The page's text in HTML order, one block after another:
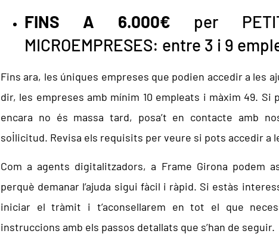
FINS A 6.000€ per
MICROEMPRESES: entre 3 i 9
Fins ara, les úniques empreses que podien accedir a les
dir, les empreses amb mínim 10 empleats i màxim 49. Si
encara no és massa tard, posa’t en contacte amb
sol·licitud. Revisa els requisits per veure si pots accedir a
Com a agents digitalitzadors, a Frame Girona podem
perquè demanar l’ajuda sigui fàcil i ràpid. Si estàs
iniciar el tràmit i t’aconsellarem en tot el que
instruccions amb els passos detallats que s’han de seguir.